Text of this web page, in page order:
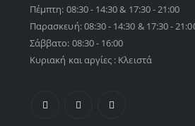
Πέμπτη: 08:30 - 14:30 & 17:30 - 21:00
Παρασκευή: 08:30 - 14:30 & 17:30 -
Σάββατο: 08:30 - 16:00
Κυριακή και αργίες : Κλειστά